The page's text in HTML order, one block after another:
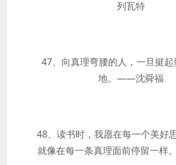
列瓦特
47、向真理弯腰的人，一旦挺起
地。——沈舜福
48、读书时，我愿在每一个美好思
就像在每一条真理面前停留一